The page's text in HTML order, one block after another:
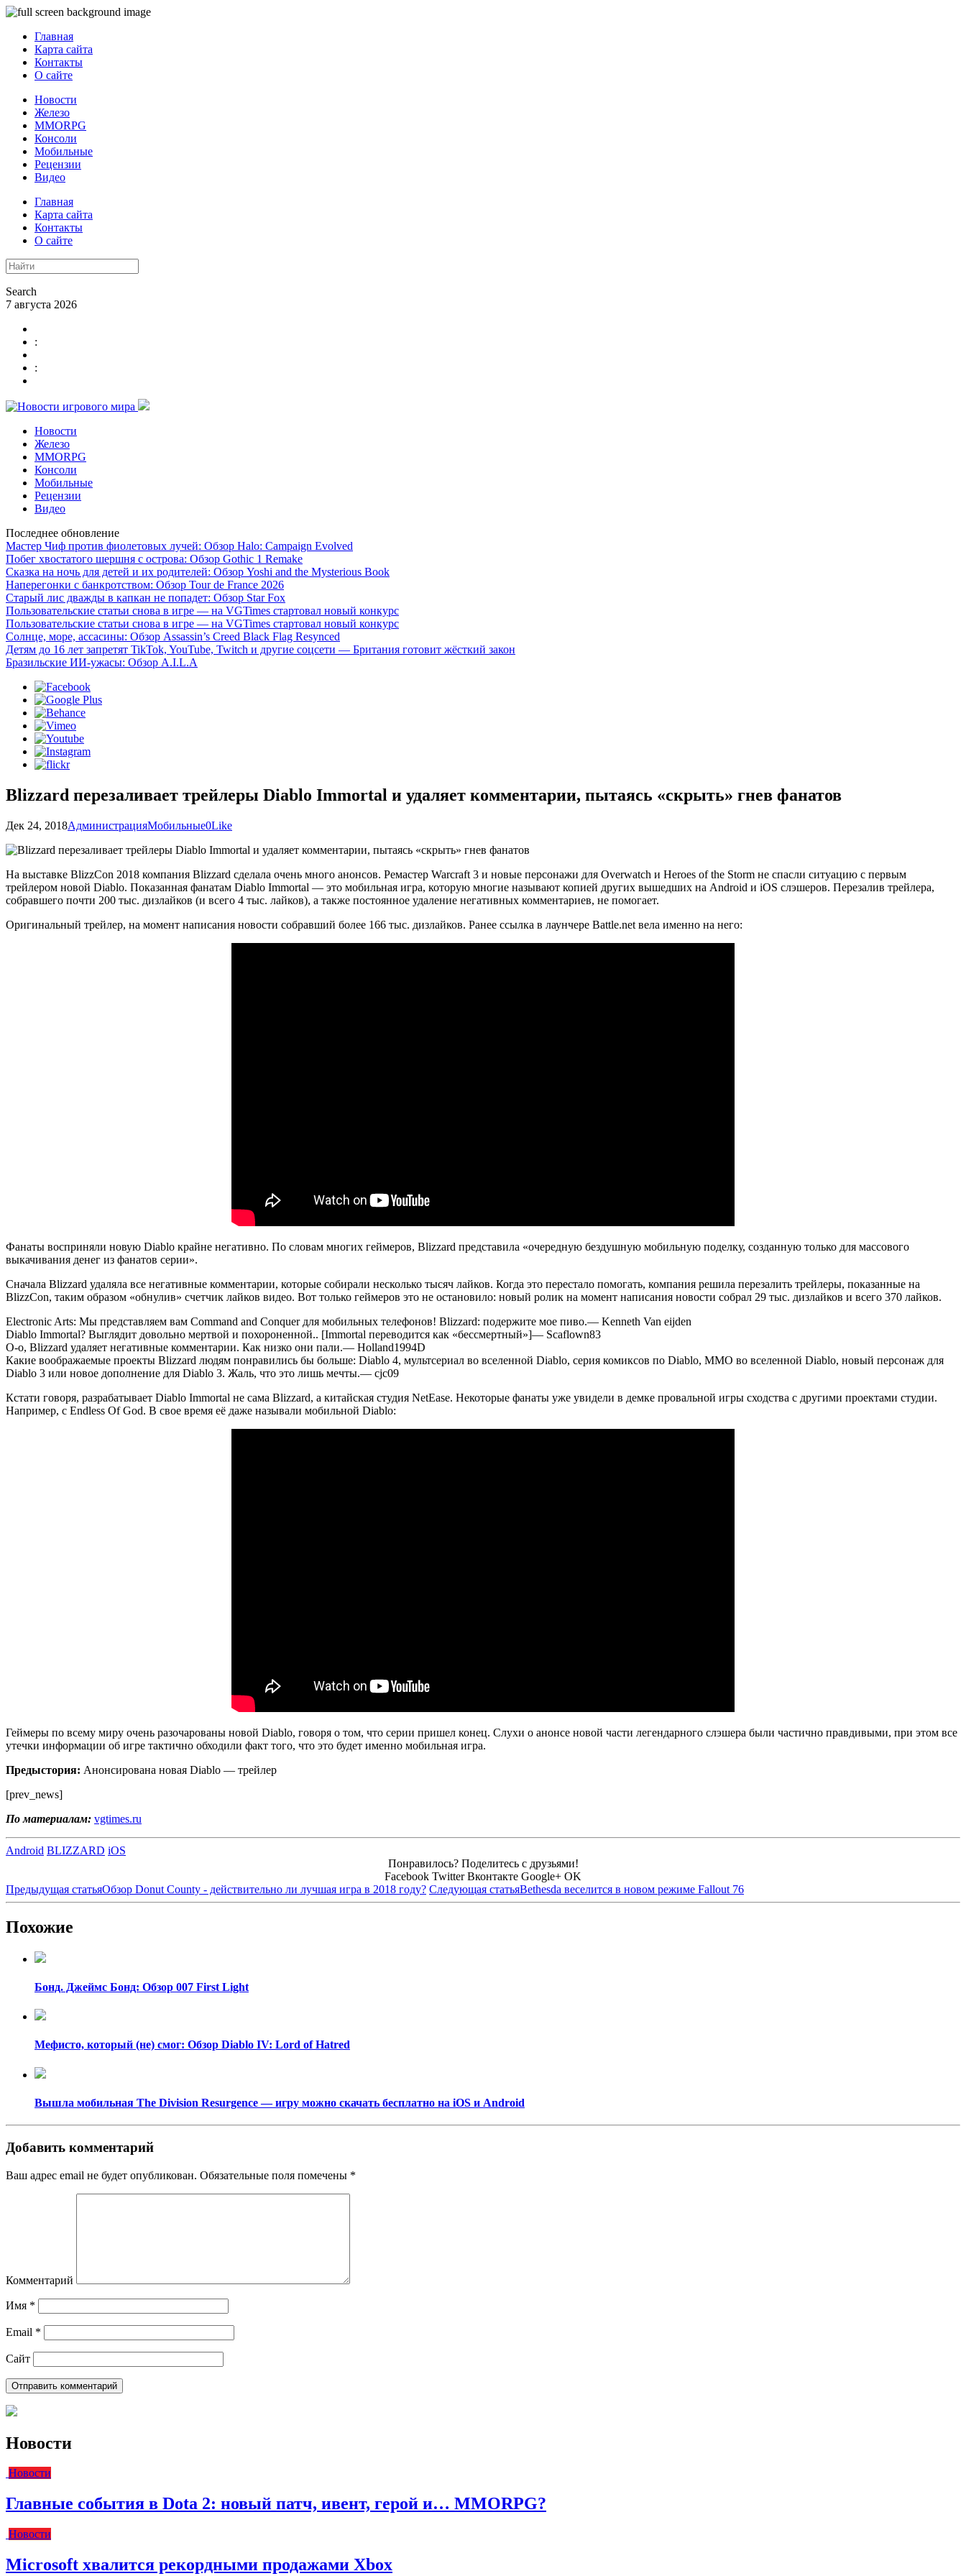
Главная
Карта сайта
Контакты
О сайте
Новости
Железо
MMORPG
Консоли
Мобильные
Рецензии
Видео
Главная
Карта сайта
Контакты
О сайте
Search
7 августа 2026
:
:
Новости
Железо
MMORPG
Консоли
Мобильные
Рецензии
Видео
Последнее обновление
Мастер Чиф против фиолетовых лучей: Обзор Halo: Campaign Evolved
Побег хвостатого шершня с острова: Обзор Gothic 1 Remake
Сказка на ночь для детей и их родителей: Обзор Yoshi and the Mysterious Book
Наперегонки с банкротством: Обзор Tour de France 2026
Старый лис дважды в капкан не попадет: Обзор Star Fox
Пользовательские статьи снова в игре — на VGTimes стартовал новый конкурс
Пользовательские статьи снова в игре — на VGTimes стартовал новый конкурс
Солнце, море, ассасины: Обзор Assassin’s Creed Black Flag Resynced
Детям до 16 лет запретят TikTok, YouTube, Twitch и другие соцсети — Британия готовит жёсткий закон
Бразильские ИИ-ужасы: Обзор A.I.L.A
Blizzard перезаливает трейлеры Diablo Immortal и удаляет комментарии, пытаясь «скрыть» гнев фанатов
Дек 24, 2018АдминистрацияМобильные0Like
На выставке BlizzCon 2018 компания Blizzard сделала очень много анонсов. Ремастер Warcraft 3 и новые персонажи для Overwatch и Heroes of the Storm не спасли ситуацию с первым
трейлером новой Diablo. Показанная фанатам Diablo Immortal — это мобильная игра, которую многие называют копией других вышедших на Android и iOS слэшеров. Перезалив трейлера,
собравшего почти 200 тыс. дизлайков (и всего 4 тыс. лайков), а также постоянное удаление негативных комментариев, не помогает.
Оригинальный трейлер, на момент написания новости собравший более 166 тыс. дизлайков. Ранее ссылка в лаунчере Battle.net вела именно на него:
Фанаты восприняли новую Diablo крайне негативно. По словам многих геймеров, Blizzard представила «очередную бездушную мобильную поделку, созданную только для массового
выкачивания денег из фанатов серии».
Сначала Blizzard удаляла все негативные комментарии, которые собирали несколько тысяч лайков. Когда это перестало помогать, компания решила перезалить трейлеры, показанные на
BlizzCon, таким образом «обнулив» счетчик лайков видео. Вот только геймеров это не остановило: новый ролик на момент написания новости собрал 29 тыс. дизлайков и всего 370 лайков.
Electronic Arts: Мы представляем вам Command and Conquer для мобильных телефонов! Blizzard: подержите мое пиво.— Kenneth Van eijden
Diablo Immortal? Выглядит довольно мертвой и похороненной.. [Immortal переводится как «бессмертный»]— Scaflown83
О-о, Blizzard удаляет негативные комментарии. Как низко они пали.— Holland1994D
Какие воображаемые проекты Blizzard людям понравились бы больше: Diablo 4, мультсериал во вселенной Diablo, серия комиксов по Diablo, MMO во вселенной Diablo, новый персонаж для
Diablo 3 или новое дополнение для Diablo 3. Жаль, что это лишь мечты.— cjc09
Кстати говоря, разрабатывает Diablo Immortal не сама Blizzard, а китайская студия NetEase. Некоторые фанаты уже увидели в демке провальной игры сходства с другими проектами студии.
Например, с Endless Of God. В свое время её даже называли мобильной Diablo:
Геймеры по всему миру очень разочарованы новой Diablo, говоря о том, что серии пришел конец. Слухи о анонсе новой части легендарного слэшера были частично правдивыми, при этом все
утечки информации об игре тактично обходили факт того, что это будет именно мобильная игра.
Предыстория: Анонсирована новая Diablo — трейлер
[prev_news]
По материалам: vgtimes.ru
Android BLIZZARD iOS
Понравилось? Поделитесь с друзьями!
Facebook Twitter Вконтакте Google+ OK
Предыдущая статьяОбзор Donut County - действительно ли лучшая игра в 2018 году? Следующая статьяBethesda веселится в новом режиме Fallout 76
Похожие
Бонд. Джеймс Бонд: Обзор 007 First Light
Мефисто, который (не) смог: Обзор Diablo IV: Lord of Hatred
Вышла мобильная The Division Resurgence — игру можно скачать бесплатно на iOS и Android
Добавить комментарий
Ваш адрес email не будет опубликован. Обязательные поля помечены *
Комментарий
Имя *
Email *
Сайт
Новости
Новости
Главные события в Dota 2: новый патч, ивент, герой и… MMORPG?
Новости
Microsoft хвалится рекордными продажами Xbox